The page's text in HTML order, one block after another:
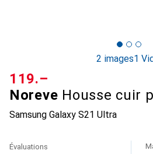
2 images1
Noreve Housse cuir
Samsung Galaxy S21 Ultra
CHF
119.–
Évaluations